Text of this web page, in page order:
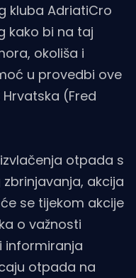
kluba AdriatiCro
kako bi na taj
okoliša i
u provedbi ove
Hrvatska (Fred
otpada s
akcija
se tijekom akcije
o važnosti
informiranja
otpada na